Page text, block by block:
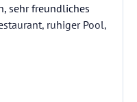
sehr freundliches
ruhiger Pool,